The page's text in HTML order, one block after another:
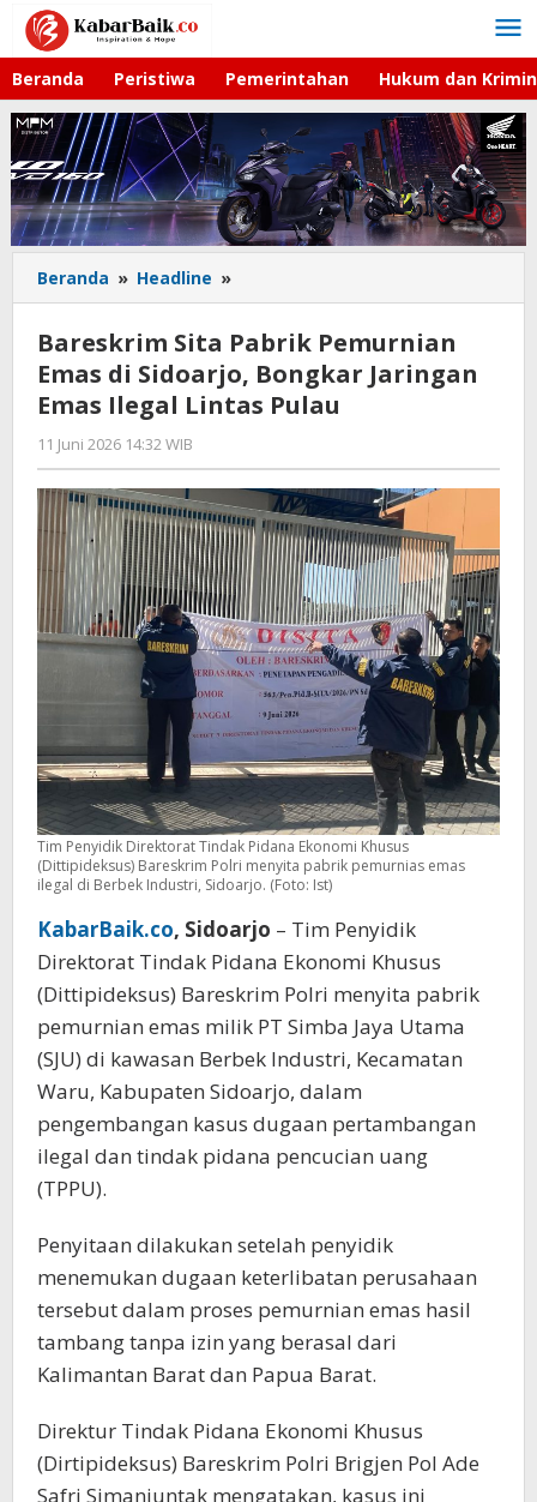
Lewati
konten
Beranda Peristiwa Pemerintahan Hukum dan
Beranda » Headline »
Sita
Pabrik
Pemurnian
Emas
di
Emas
Ilegal
Lintas
Pulau
Bareskrim Sita Pabrik Pemurnian
Emas di Sidoarjo, Bongkar Jaringan
Emas Ilegal Lintas Pulau
11 Juni 2026 14:32 WIB
Andika
DP
Tim Penyidik Direktorat Tindak Pidana Ekonomi Khusus
(Dittipideksus) Bareskrim Polri menyita pabrik pemurnias emas
ilegal di Berbek Industri, Sidoarjo. (Foto: Ist)
KabarBaik.co, Sidoarjo – Tim Penyidik
Direktorat Tindak Pidana Ekonomi Khusus
(Dittipideksus) Bareskrim Polri menyita pabrik
pemurnian emas milik PT Simba Jaya Utama
(SJU) di kawasan Berbek Industri, Kecamatan
Waru, Kabupaten Sidoarjo, dalam
pengembangan kasus dugaan pertambangan
ilegal dan tindak pidana pencucian uang
(TPPU).
Penyitaan dilakukan setelah penyidik
menemukan dugaan keterlibatan perusahaan
tersebut dalam proses pemurnian emas hasil
tambang tanpa izin yang berasal dari
Kalimantan Barat dan Papua Barat.
Direktur Tindak Pidana Ekonomi Khusus
(Dirtipideksus) Bareskrim Polri Brigjen Pol Ade
Safri Simanjuntak mengatakan, kasus ini